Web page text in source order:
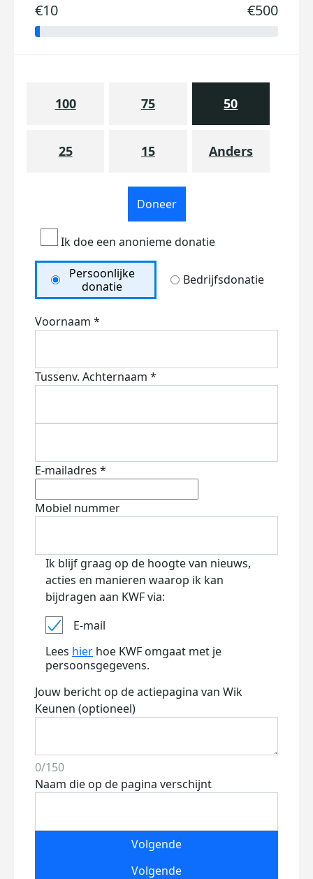
€10 €500
100 75 50
25 15 Anders
Doneer
Ik doe een anonieme donatie
Persoonlijke
donatie
Bedrijfsdonatie
Voornaam *
Tussenv. Achternaam *
E-mailadres *
Mobiel nummer
Ik blijf graag op de hoogte van nieuws,
acties en manieren waarop ik kan
bijdragen aan KWF via:
E-mail
Lees hier hoe KWF omgaat met je
persoonsgegevens.
Jouw bericht op de actiepagina van Wik
Keunen (optioneel)
0/150
Naam die op de pagina verschijnt
Volgende
Volgende